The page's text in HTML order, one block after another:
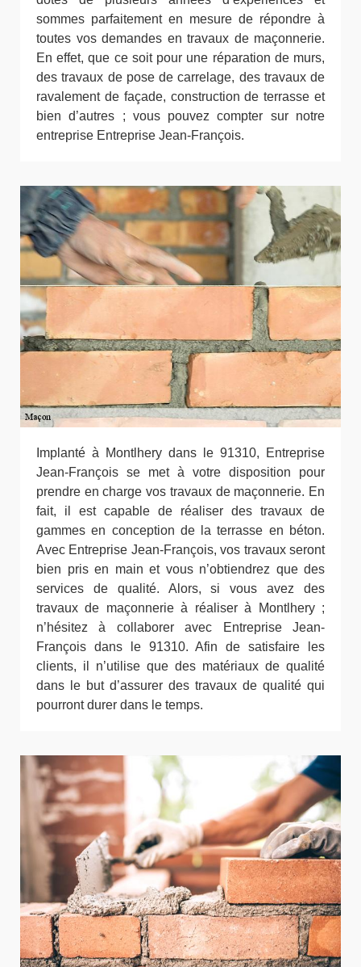
sommes parfaitement en mesure de répondre à
toutes vos demandes en travaux de maçonnerie.
En effet, que ce soit pour une réparation de murs,
des travaux de pose de carrelage, des travaux de
ravalement de façade, construction de terrasse et
bien d’autres ; vous pouvez compter sur notre
entreprise Entreprise Jean-François.
Implanté à Montlhery dans le 91310, Entreprise
Jean-François se met à votre disposition pour
prendre en charge vos travaux de maçonnerie. En
fait, il est capable de réaliser des travaux de
gammes en conception de la terrasse en béton.
Avec Entreprise Jean-François, vos travaux seront
bien pris en main et vous n’obtiendrez que des
services de qualité. Alors, si vous avez des
travaux de maçonnerie à réaliser à Montlhery ;
n’hésitez à collaborer avec Entreprise Jean-
François dans le 91310. Afin de satisfaire les
clients, il n’utilise que des matériaux de qualité
dans le but d’assurer des travaux de qualité qui
pourront durer dans le temps.